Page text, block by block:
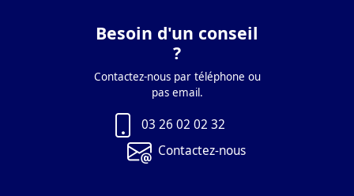
Besoin d'un conseil
?
Contactez-nous par téléphone ou
pas email.
03 26 02 02 32
Contactez-nous